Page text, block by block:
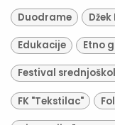
Duodrame
Edukacije Etno
Festival
FK "Tekstilac"